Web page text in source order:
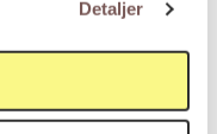
Detaljer